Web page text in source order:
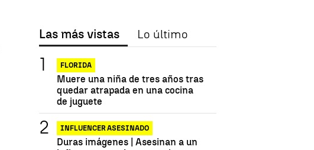
Las más vistas Lo último
FLORIDA
Muere una niña de tres años tras
quedar atrapada en una cocina
de juguete
INFLUENCER ASESINADO
Duras imágenes | Asesinan a un